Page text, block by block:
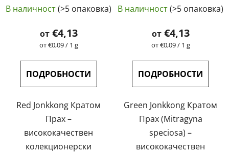
| GreenGuru
В наличност(>5 опаковка)
от€4,13
Измерване
цената:
от €0,09 / 1 g
ПОДРОБНОСТИ
Red Jonkkong Кратом
Прах –
висококачествен
колекционерски
| GreenGuru
оценка
на
продукта
4,9
звезди.
В наличност(>5 опаковка)
от€4,13
Измерване
цената:
от €0,09 / 1 g
ПОДРОБНОСТИ
Green Jonkkong Кратом
Прах (Mitragyna
speciosa) –
висококачествен